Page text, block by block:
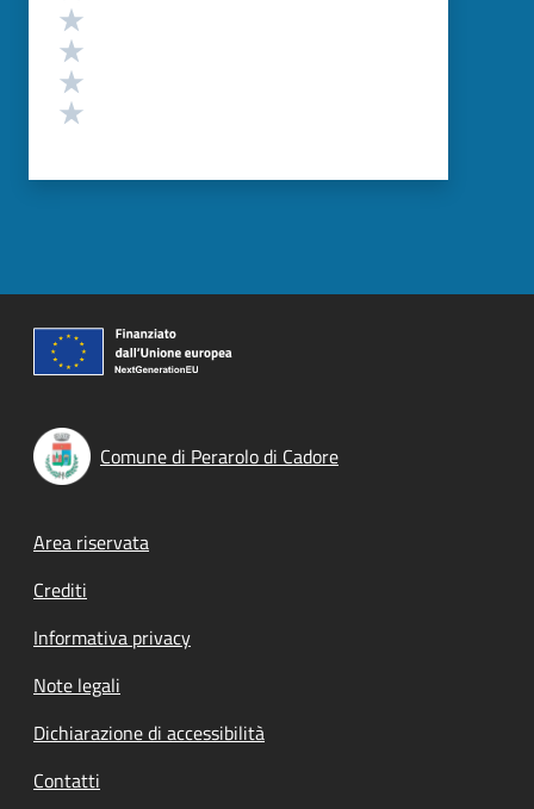
Comune di Perarolo di Cadore
Footer menu
Area riservata
Crediti
Informativa privacy
Note legali
Dichiarazione di accessibilità
Contatti